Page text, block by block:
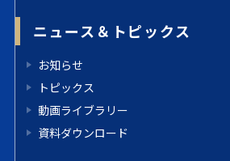
ニュース＆トピックス
お知らせ
トピックス
動画ライブラリー
資料ダウンロード